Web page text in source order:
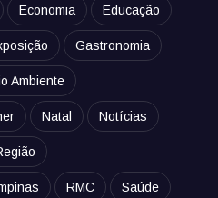
Economia Educação
Gastronomia
Ambiente
Natal Notícias
RMC Saúde